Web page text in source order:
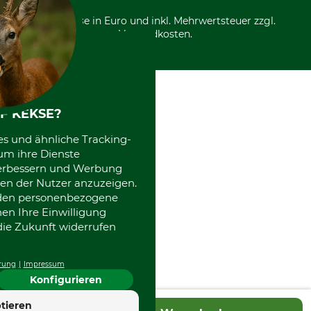
*Alle Preise in Euro und inkl. Mehrwertsteuer zzgl.
Versandkosten.
KEKSE?
und ähnliche Tracking-
ihre Dienste
und Werbung
der Nutzer anzuzeigen.
personenbezogene
Ihre Einwilligung
Zukunft widerrufen
Impressum
Konfigurieren